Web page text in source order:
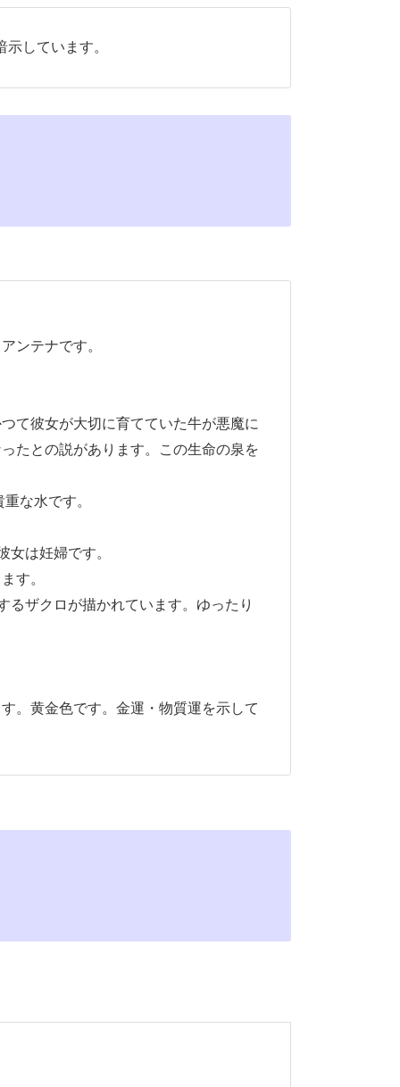
しています。
ンテナです。
て彼女が大切に育てていた牛が悪魔に
たとの説があります。この生命の泉を
な水です。
女は妊婦です。
す。
るザクロが描かれています。ゆったり
。黄金色です。金運・物質運を示して